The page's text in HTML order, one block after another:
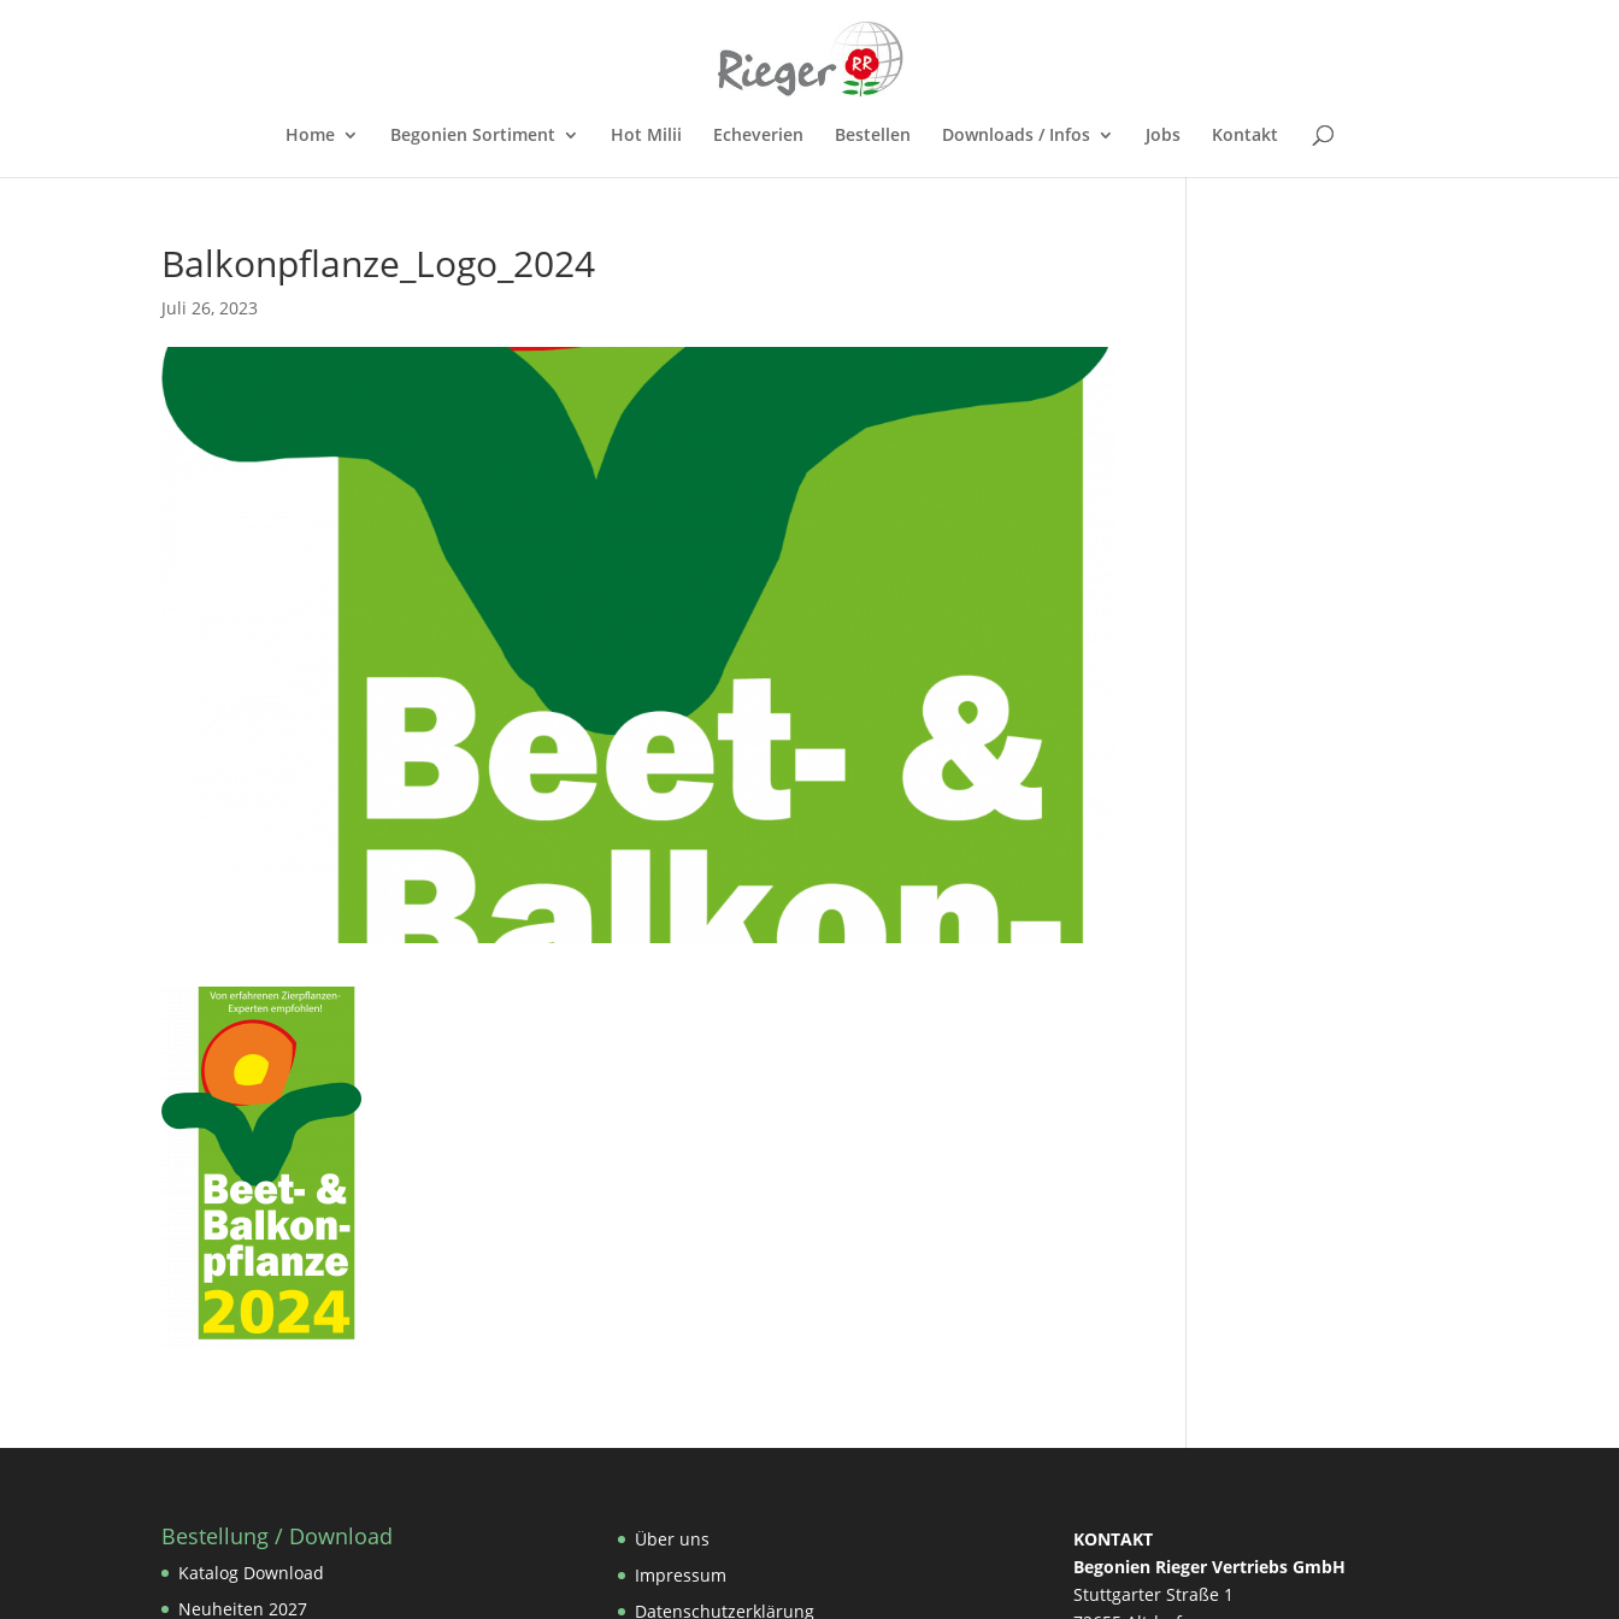
Home Begonien Sortiment Hot Milii Echeverien Bestellen Downloads / Infos Jobs Kontakt
Balkonpflanze_Logo_2024
Juli 26, 2023
Bestellung / Download
Katalog Download
Neuheiten 2027
Über uns
Impressum
Datenschutzerklärung
KONTAKT
Begonien Rieger Vertriebs GmbH
Stuttgarter Straße 1